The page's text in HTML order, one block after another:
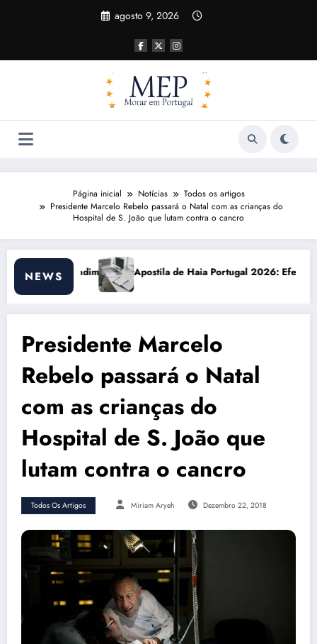
agosto 9, 2026
Página inicial Notícias
Todos os artigos
Presidente Marcelo Rebelo passará o Natal com as crianças do
Hospital de S. João que lutam contra o cancro
NEWS
de Haia Portugal 2026: Efeitos Surpreendentes e Oportunidades
Custo de
Presidente Marcelo
Rebelo passará o Natal
com as crianças do
Hospital de S. João que
lutam contra o cancro
Todos Os Artigos Miriam Aryeh Dezembro 22, 2018